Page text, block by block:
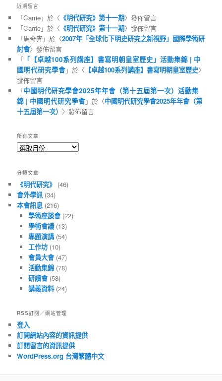
近期留言
「Carrie」於〈 《明代研究》第十一期〉發佈留言
「Carrie」於〈 《明代研究》第十一期〉發佈留言
「馬奇奔」於〈2007年「全球化下明史研究之新視野」國際學術研
討會〉發佈留言
「 「【卓越100系列講座】書寫明朝皇室歷史」活動集錦 | 中
國明代研究學會」於〈 【卓越100系列講座】書寫明朝皇室歷史〉
發佈留言
「中國明代研究學會2025年年會（第十五屆第一次）活動集
錦 | 中國明代研究學會」於〈中國明代研究學會2025年年會（第
十五屆第一次） 〉發佈留言
所有文章
所
章
分類文章
《明代研究》 (46)
會外學訊 (34)
本會訊息 (216)
學術座談會(22)
學術會議(13)
專題演講(54)
工作坊(10)
會員大會(47)
活動集錦(78)
研讀會(58)
講義資料(24)
RSS訂閱／網站管理
登入
訂閱網站內容的資訊提供
訂閱留言的資訊提供
WordPress.org 台灣繁體中文